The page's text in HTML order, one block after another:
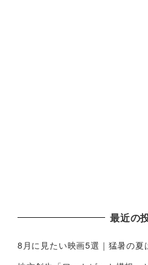
最近の
8月に見たい映画5選｜猛暑の夏